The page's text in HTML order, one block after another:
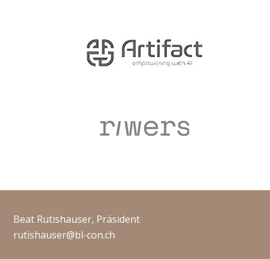
Beat Rutishauser, Präsident
rutishauser@bl-con.ch